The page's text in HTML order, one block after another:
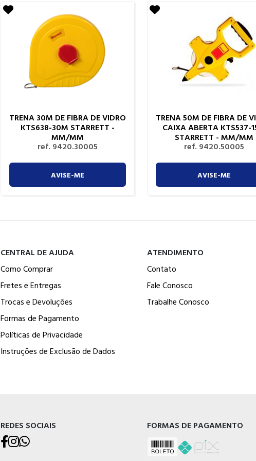
TRENA 30M DE FIBRA DE VIDRO
KTS638-30M STARRETT -
MM/MM
ref. 9420.30005
AVISE-ME
TRENA 50M DE FIBRA DE
CAIXA ABERTA KTS537-
STARRETT - MM/MM
ref. 9420.50005
AVISE-ME
CENTRAL DE AJUDA
Como Comprar
Fretes e Entregas
Trocas e Devoluções
Formas de Pagamento
Políticas de Privacidade
Instruções de Exclusão de Dados
ATENDIMENTO
Contato
Fale Conosco
Trabalhe Conosco
REDES SOCIAIS FORMAS DE PAGAMENTO